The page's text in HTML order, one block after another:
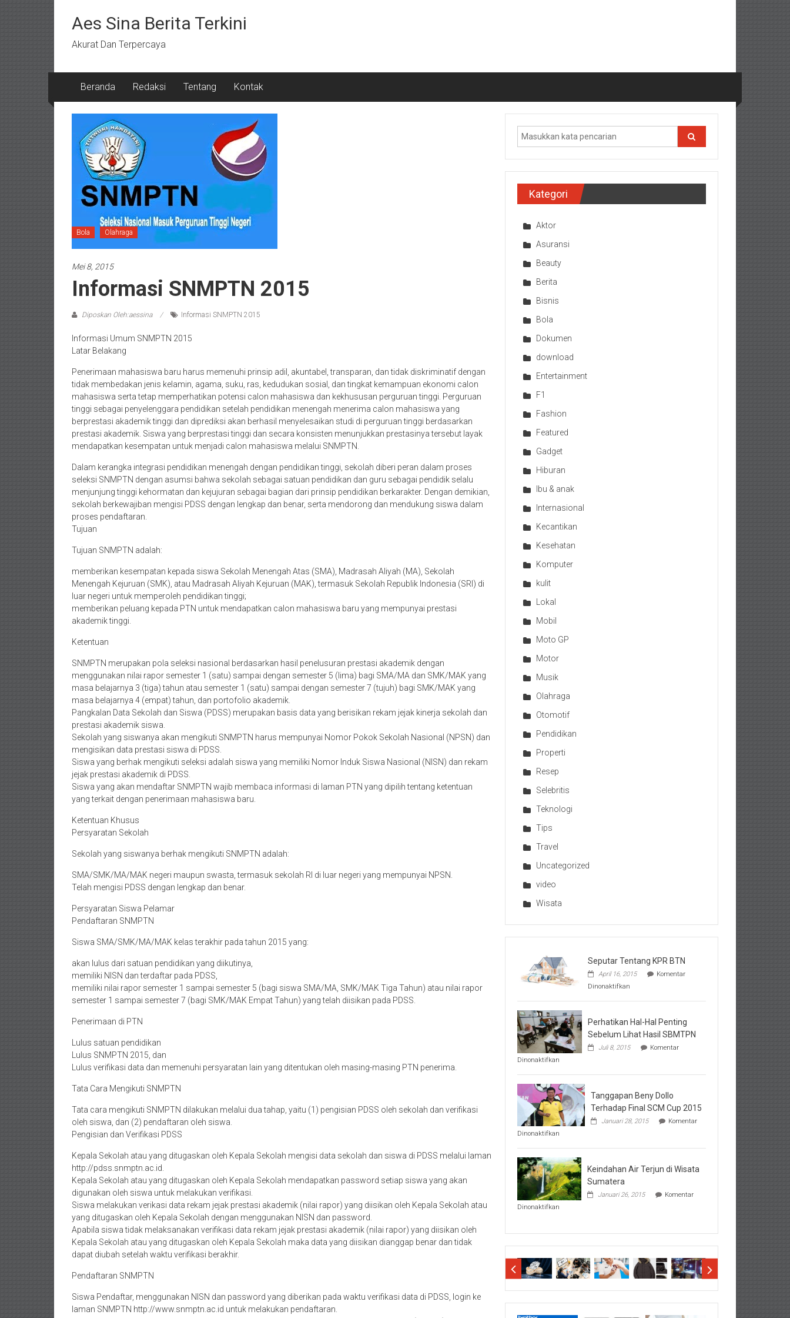
kontenAes Sina Berita Terkini
Akurat Dan Terpercaya
Beranda Redaksi Tentang Kontak
Bola Olahraga
Mei 8, 2015
Informasi SNMPTN 2015
Diposkan Oleh:aessina Informasi SNMPTN 2015
Informasi Umum SNMPTN 2015
Latar Belakang
Penerimaan mahasiswa baru harus memenuhi prinsip adil, akuntabel, transparan, dan tidak diskriminatif dengan
tidak membedakan jenis kelamin, agama, suku, ras, kedudukan sosial, dan tingkat kemampuan ekonomi calon
mahasiswa serta tetap memperhatikan potensi calon mahasiswa dan kekhususan perguruan tinggi. Perguruan
tinggi sebagai penyelenggara pendidikan setelah pendidikan menengah menerima calon mahasiswa yang
berprestasi akademik tinggi dan diprediksi akan berhasil menyelesaikan studi di perguruan tinggi berdasarkan
prestasi akademik. Siswa yang berprestasi tinggi dan secara konsisten menunjukkan prestasinya tersebut layak
mendapatkan kesempatan untuk menjadi calon mahasiswa melalui SNMPTN.
Dalam kerangka integrasi pendidikan menengah dengan pendidikan tinggi, sekolah diberi peran dalam proses
seleksi SNMPTN dengan asumsi bahwa sekolah sebagai satuan pendidikan dan guru sebagai pendidik selalu
menjunjung tinggi kehormatan dan kejujuran sebagai bagian dari prinsip pendidikan berkarakter. Dengan demikian,
sekolah berkewajiban mengisi PDSS dengan lengkap dan benar, serta mendorong dan mendukung siswa dalam
proses pendaftaran.
Tujuan
Tujuan SNMPTN adalah:
memberikan kesempatan kepada siswa Sekolah Menengah Atas (SMA), Madrasah Aliyah (MA), Sekolah
Menengah Kejuruan (SMK), atau Madrasah Aliyah Kejuruan (MAK), termasuk Sekolah Republik Indonesia (SRI) di
luar negeri untuk memperoleh pendidikan tinggi;
memberikan peluang kepada PTN untuk mendapatkan calon mahasiswa baru yang mempunyai prestasi
akademik tinggi.
Ketentuan
SNMPTN merupakan pola seleksi nasional berdasarkan hasil penelusuran prestasi akademik dengan
menggunakan nilai rapor semester 1 (satu) sampai dengan semester 5 (lima) bagi SMA/MA dan SMK/MAK yang
masa belajarnya 3 (tiga) tahun atau semester 1 (satu) sampai dengan semester 7 (tujuh) bagi SMK/MAK yang
masa belajarnya 4 (empat) tahun, dan portofolio akademik.
Pangkalan Data Sekolah dan Siswa (PDSS) merupakan basis data yang berisikan rekam jejak kinerja sekolah dan
prestasi akademik siswa.
Sekolah yang siswanya akan mengikuti SNMPTN harus mempunyai Nomor Pokok Sekolah Nasional (NPSN) dan
mengisikan data prestasi siswa di PDSS.
Siswa yang berhak mengikuti seleksi adalah siswa yang memiliki Nomor Induk Siswa Nasional (NISN) dan rekam
jejak prestasi akademik di PDSS.
Siswa yang akan mendaftar SNMPTN wajib membaca informasi di laman PTN yang dipilih tentang ketentuan
yang terkait dengan penerimaan mahasiswa baru.
Ketentuan Khusus
Persyaratan Sekolah
Sekolah yang siswanya berhak mengikuti SNMPTN adalah:
SMA/SMK/MA/MAK negeri maupun swasta, termasuk sekolah RI di luar negeri yang mempunyai NPSN.
Telah mengisi PDSS dengan lengkap dan benar.
Persyaratan Siswa Pelamar
Pendaftaran SNMPTN
Siswa SMA/SMK/MA/MAK kelas terakhir pada tahun 2015 yang:
akan lulus dari satuan pendidikan yang diikutinya,
memiliki NISN dan terdaftar pada PDSS,
memiliki nilai rapor semester 1 sampai semester 5 (bagi siswa SMA/MA, SMK/MAK Tiga Tahun) atau nilai rapor
semester 1 sampai semester 7 (bagi SMK/MAK Empat Tahun) yang telah diisikan pada PDSS.
Penerimaan di PTN
Lulus satuan pendidikan
Lulus SNMPTN 2015, dan
Lulus verifikasi data dan memenuhi persyaratan lain yang ditentukan oleh masing-masing PTN penerima.
Tata Cara Mengikuti SNMPTN
Tata cara mengikuti SNMPTN dilakukan melalui dua tahap, yaitu (1) pengisian PDSS oleh sekolah dan verifikasi
oleh siswa, dan (2) pendaftaran oleh siswa.
Pengisian dan Verifikasi PDSS
Kepala Sekolah atau yang ditugaskan oleh Kepala Sekolah mengisi data sekolah dan siswa di PDSS melalui laman
http://pdss.snmptn.ac.id.
Kepala Sekolah atau yang ditugaskan oleh Kepala Sekolah mendapatkan password setiap siswa yang akan
digunakan oleh siswa untuk melakukan verifikasi.
Siswa melakukan verikasi data rekam jejak prestasi akademik (nilai rapor) yang diisikan oleh Kepala Sekolah atau
yang ditugaskan oleh Kepala Sekolah dengan menggunakan NISN dan password.
Apabila siswa tidak melaksanakan verifikasi data rekam jejak prestasi akademik (nilai rapor) yang diisikan oleh
Kepala Sekolah atau yang ditugaskan oleh Kepala Sekolah maka data yang diisikan dianggap benar dan tidak
dapat diubah setelah waktu verifikasi berakhir.
Pendaftaran SNMPTN
Siswa Pendaftar, menggunakan NISN dan password yang diberikan pada waktu verifikasi data di PDSS, login ke
laman SNMPTN http://www.snmptn.ac.id untuk melakukan pendaftaran.
Kategori
Aktor
Asuransi
Beauty
Berita
Bisnis
Bola
Dokumen
download
Entertainment
F1
Fashion
Featured
Gadget
Hiburan
Ibu & anak
Internasional
Kecantikan
Kesehatan
Komputer
kulit
Lokal
Mobil
Moto GP
Motor
Musik
Olahraga
Otomotif
Pendidikan
Properti
Resep
Selebritis
Teknologi
Tips
Travel
Uncategorized
video
Wisata
Seputar Tentang KPR BTN
April 16, 2015
Komentar
Dinonaktifkan
Tentang
BTN
Perhatikan Hal-Hal Penting
Sebelum Lihat Hasil SBMTPN
Juli 8, 2015
Komentar
Dinonaktifkan
Hal-
Hal
Penting
Sebelum
Lihat
Hasil
Tanggapan Beny Dollo
Terhadap Final SCM Cup 2015
Januari 28, 2015
Komentar
Dinonaktifkan
Beny
Dollo
Terhadap
Final
SCM
Cup
Keindahan Air Terjun di Wisata
Sumatera
Januari 26, 2015
Komentar
Dinonaktifkan
Terjun
Sumatera